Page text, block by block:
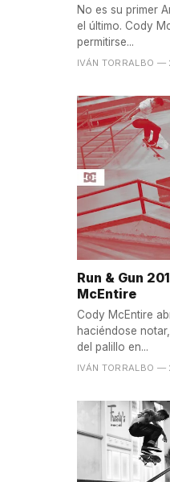
No es su primer
el último. Cody
permitirse...
IVÁN TORRALBO —
Run & Gun
McEntire
Cody McEntire
haciéndose
del palillo en...
IVÁN TORRALBO —